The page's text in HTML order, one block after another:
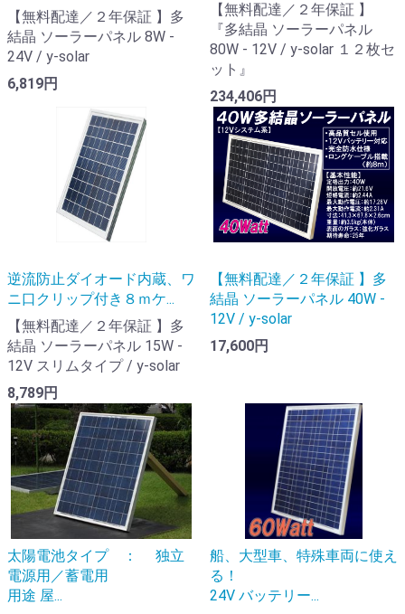
【無料配達／２年保証 】多
結晶 ソーラーパネル 8W -
24V / y-solar
6,819円
【無料配達／２年保証 】
『多結晶 ソーラーパネル
80W - 12V / y-solar １２枚セ
ット』
234,406円
逆流防止ダイオード内蔵、ワ
ニ口クリップ付き８ｍケ...
【無料配達／２年保証 】多
結晶 ソーラーパネル 15W -
12V スリムタイプ / y-solar
8,789円
【無料配達／２年保証 】多
結晶 ソーラーパネル 40W -
12V / y-solar
17,600円
太陽電池タイプ ： 独立
電源用／蓄電用
用途 屋...
船、大型車、特殊車両に使え
る！
24V バッテリー...